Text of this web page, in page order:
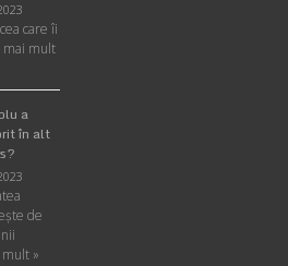
care îi
mai mult
a
în alt
de
»